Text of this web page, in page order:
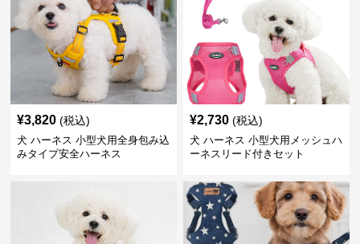
¥3,820 (税込)
犬 ハーネス 小型犬用全身包み込
みタイプ安全ハーネス
¥2,730 (税込)
犬 ハーネス 小型犬用メッシュハ
ーネスリード付きセット